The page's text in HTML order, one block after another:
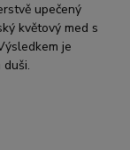
upečený
květový med s
je